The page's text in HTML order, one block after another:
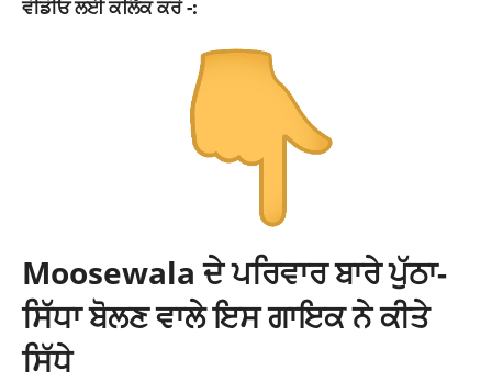
ਵੀਡੀਓ ਲਈ ਕਲਿੱਕ ਕਰੋ -:
Moosewala ਦੇ ਪਰਿਵਾਰ ਬਾਰੇ ਪੁੱਠਾ-
ਸਿੱਧਾ ਬੋਲਣ ਵਾਲੇ ਇਸ ਗਾਇਕ ਨੇ ਕੀਤੇ
ਸਿੱਧੇ